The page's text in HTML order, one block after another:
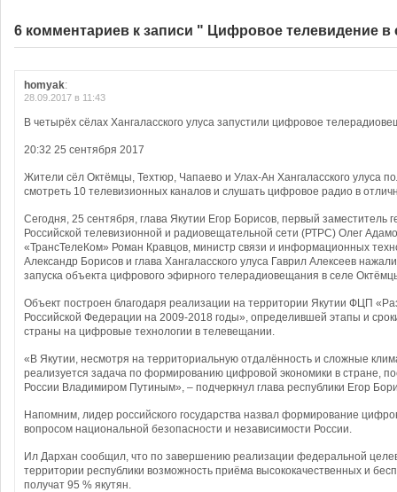
6 комментариев к записи " Цифровое телевидение
homyak:
28.09.2017 в 11:43
В четырёх сёлах Хангаласского улуса запустили цифровое
20:32 25 сентября 2017
Жители сёл Октёмцы, Техтюр, Чапаево и Улах-Ан Хангаласского улуса
смотреть 10 телевизионных каналов и слушать цифровое радио в
Сегодня, 25 сентября, глава Якутии Егор Борисов, первый заместитель
Российской телевизионной и радиовещательной сети (РТРС) Олег
«ТрансТелеКом» Роман Кравцов, министр связи и информационных
Александр Борисов и глава Хангаласского улуса Гаврил Алексеев
запуска объекта цифрового эфирного телерадиовещания в селе
Объект построен благодаря реализации на территории Якутии ФЦП
Российской Федерации на 2009-2018 годы», определившей этапы и
страны на цифровые технологии в телевещании.
«В Якутии, несмотря на территориальную отдалённость и сложные
реализуется задача по формированию цифровой экономики в стране,
России Владимиром Путиным», ­– подчеркнул глава республики Егор
Напомним, лидер российского государства назвал формирование
вопросом национальной безопасности и независимости России.
Ил Дархан сообщил, что по завершению реализации федеральной
территории республики возможность приёма высококачественных и
получат 95 % якутян.